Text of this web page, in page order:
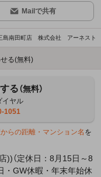
Mailで共有
島南田町店 株式会社 アーネスト
る(無料)
る（無料）
イヤル
1051
らの距離・マンション名 を
))（定休日：8月15日～8
・GW休暇・年末年始休